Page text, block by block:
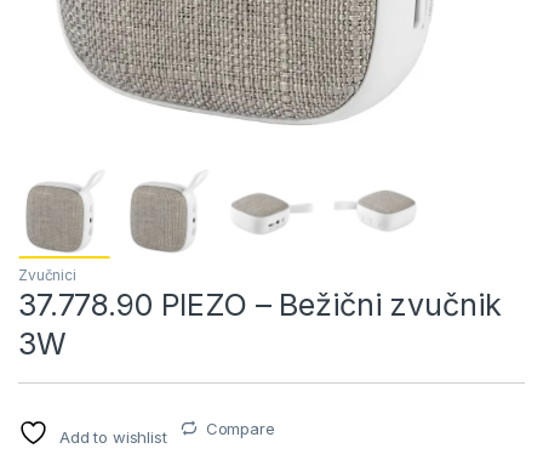
Zvučnici
37.778.90 PIEZO – Bežični zvučnik
3W
Add to wishlist Compare